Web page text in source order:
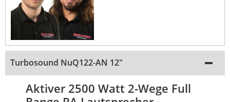
Turbosound NuQ122-AN 12"
Aktiver 2500 Watt 2-Wege Full